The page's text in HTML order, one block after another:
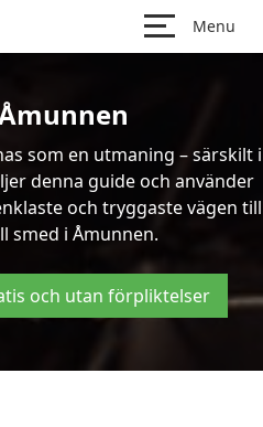
Menu
som en utmaning – särskilt i
denna guide och använder
och tryggaste vägen till
smed i Åmunnen.
och utan förpliktelser